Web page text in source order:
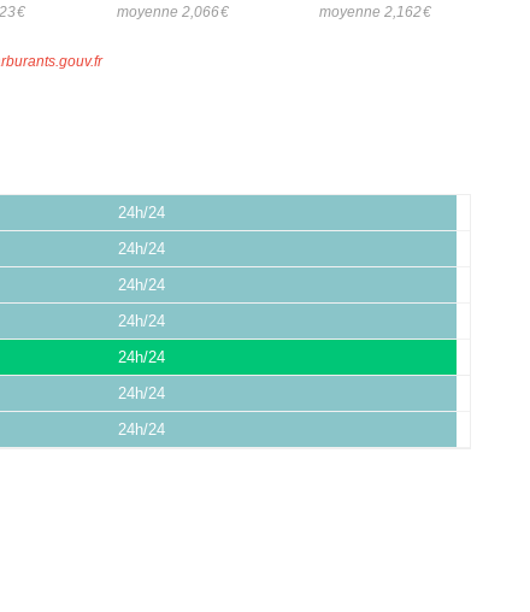
€ moyenne 2,066€ moyenne 2,162€
24h/24
24h/24
24h/24
24h/24
24h/24
24h/24
24h/24